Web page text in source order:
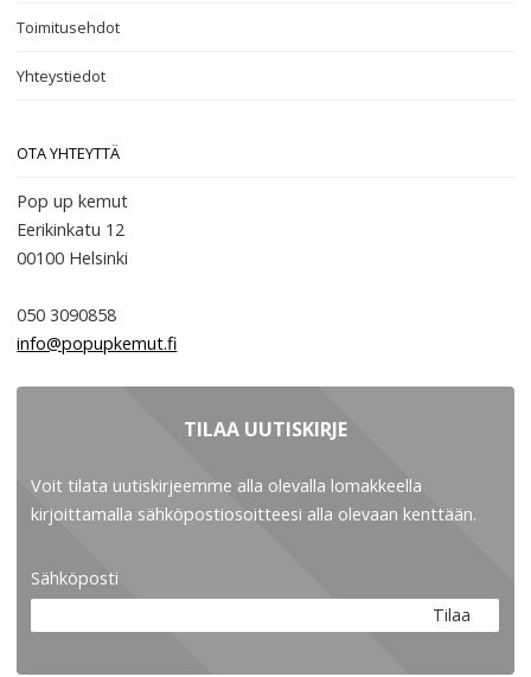
Toimitusehdot
Yhteystiedot
OTA YHTEYTTÄ
Pop up kemut
Eerikinkatu 12
00100 Helsinki
050 3090858
info@popupkemut.fi
TILAA UUTISKIRJE
Voit tilata uutiskirjeemme alla olevalla lomakkeella
kirjoittamalla sähköpostiosoitteesi alla olevaan kenttään.
Sähköposti
Tilaa